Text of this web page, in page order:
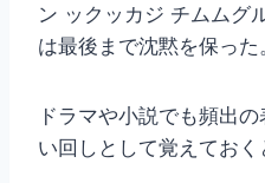
ン ックッカジ チムムグ
は最後まで沈黙を保った
ドラマや小説でも頻出
い回しとして覚えておく